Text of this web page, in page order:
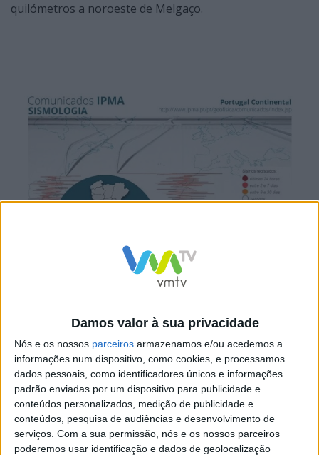
Damos valor à sua privacidade
Nós e os nossos parceiros armazenamos e/ou acedemos a
informações num dispositivo, como cookies, e processamos
dados pessoais, como identificadores únicos e informações
padrão enviadas por um dispositivo para publicidade e
conteúdos personalizados, medição de publicidade e
conteúdos, pesquisa de audiências e desenvolvimento de
serviços. Com a sua permissão, nós e os nossos parceiros
poderemos usar identificação e dados de geolocalização
quilómetros a noroeste de Melgaço.
De acordo com a Proteção Civil Municipal , este abalo
foi sentido em Vieira do Minho e noutros pontos do
norte do País.Não há relatos de danos pessoais ou
materiais.
Noticia em actualização